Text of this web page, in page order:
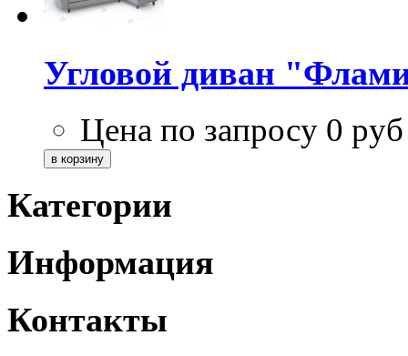
Угловой диван
Цена по запросу 0 руб
Категории
Информация
Контакты